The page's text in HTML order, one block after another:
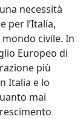
necessità
per l’Italia,
civile. In
Europeo di
più
Italia e lo
mai